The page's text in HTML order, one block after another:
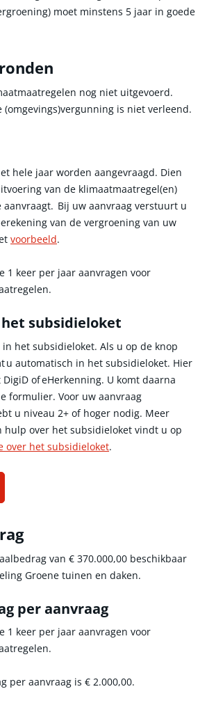
moet minstens 5 jaar in goede
nog niet uitgevoerd.
(omgevings)vergunning is niet verleend.
hele jaar worden aangevraagd. Dien
van de klimaatmaatregel(en)
Bij uw aanvraag verstuurt u
van de vergroening van uw
voorbeeld.
1 keer per jaar aanvragen voor
subsidieloket
het subsidieloket. Als u op de knop
u automatisch in het subsidieloket. Hier
of eHerkenning. U komt daarna
formulier. Voor uw aanvraag
u niveau 2+ of hoger nodig. Meer
hulp over het subsidieloket vindt u op
over het subsidieloket.
van € 370.000,00 beschikbaar
Groene tuinen en daken.
per aanvraag
1 keer per jaar aanvragen voor
per aanvraag is € 2.000,00.